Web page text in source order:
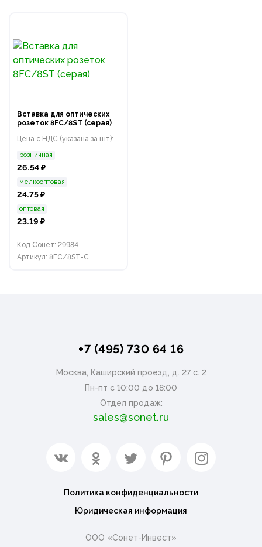
Вставка для оптических
розеток 8FC/8ST (серая)
Цена с НДС (указана за шт):
розничная
26.54 ₽
мелкооптовая
24.75 ₽
оптовая
23.19 ₽
Код Сонет: 29984
Артикул: 8FC/8ST-С
+7 (495) 730 64 16
Москва, Каширский проезд, д. 27 с. 2
Пн-пт с 10:00 до 18:00
Отдел продаж:
sales@sonet.ru
Политика конфиденциальности
Юридическая информация
ООО «Сонет-Инвест»